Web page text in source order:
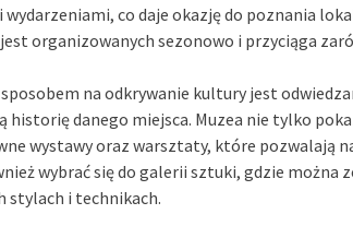
wydarzeniami, co daje okazję do poznania
organizowanych sezonowo i przyciąga
na odkrywanie kultury jest
historię danego miejsca. Muzea nie tylko
wystawy oraz warsztaty, które pozwalają
wybrać się do galerii sztuki, gdzie można
stylach i technikach.